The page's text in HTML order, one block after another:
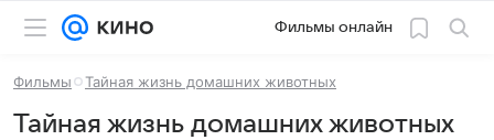
Фильмы онлайн
Фильмы Тайная жизнь домашних животных
Тайная жизнь домашних животных